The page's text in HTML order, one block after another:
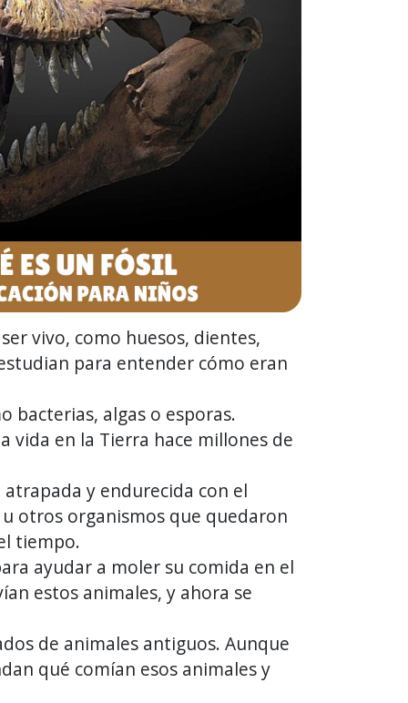
vivo, como huesos, dientes,
para entender cómo eran
bacterias, algas o esporas.
vida en la Tierra hace millones de
y endurecida con el
otros organismos que quedaron
tiempo.
ayudar a moler su comida en el
estos animales, y ahora se
de animales antiguos. Aunque
qué comían esos animales y